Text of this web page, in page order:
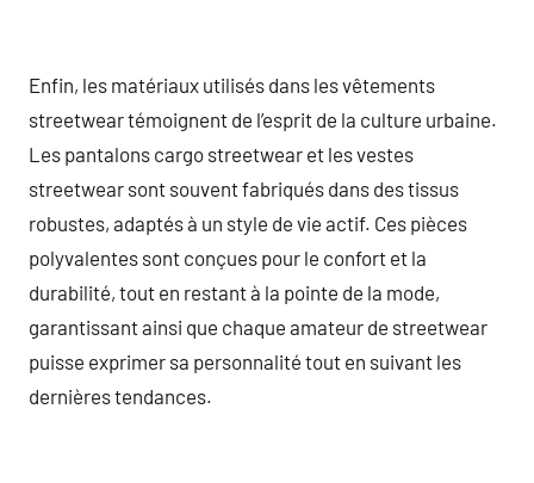
Enfin, les matériaux utilisés dans les vêtements
streetwear témoignent de l’esprit de la culture urbaine.
Les pantalons cargo streetwear et les vestes
streetwear sont souvent fabriqués dans des tissus
robustes, adaptés à un style de vie actif. Ces pièces
polyvalentes sont conçues pour le confort et la
durabilité, tout en restant à la pointe de la mode,
garantissant ainsi que chaque amateur de streetwear
puisse exprimer sa personnalité tout en suivant les
dernières tendances.